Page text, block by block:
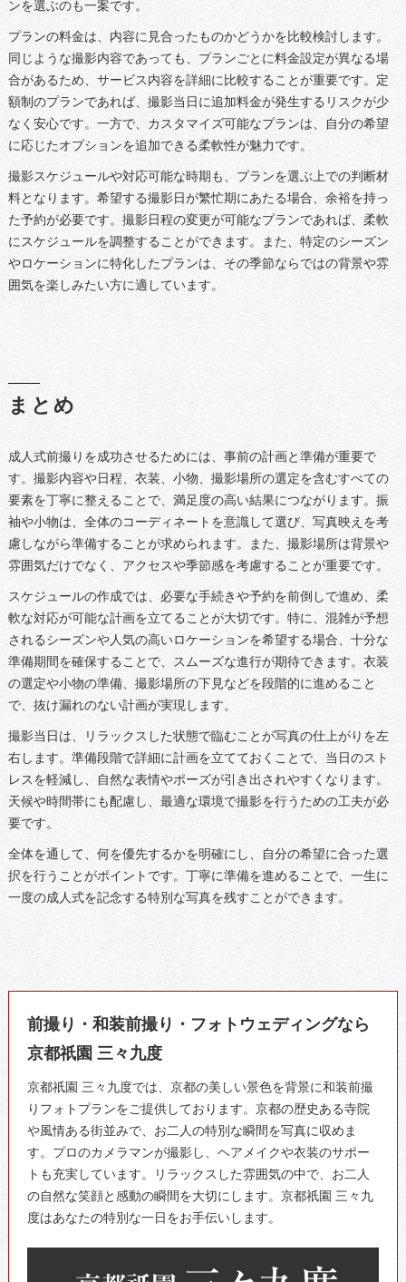
ンを選ぶのも一案です。
プランの料金は、内容に見合ったものかどうかを比較検討します。
同じような撮影内容であっても、プランごとに料金設定が異なる場
合があるため、サービス内容を詳細に比較することが重要です。定
額制のプランであれば、撮影当日に追加料金が発生するリスクが少
なく安心です。一方で、カスタマイズ可能なプランは、自分の希望
に応じたオプションを追加できる柔軟性が魅力です。
撮影スケジュールや対応可能な時期も、プランを選ぶ上での判断材
料となります。希望する撮影日が繁忙期にあたる場合、余裕を持っ
た予約が必要です。撮影日程の変更が可能なプランであれば、柔軟
にスケジュールを調整することができます。また、特定のシーズン
やロケーションに特化したプランは、その季節ならではの背景や雰
囲気を楽しみたい方に適しています。
まとめ
成人式前撮りを成功させるためには、事前の計画と準備が重要で
す。撮影内容や日程、衣装、小物、撮影場所の選定を含むすべての
要素を丁寧に整えることで、満足度の高い結果につながります。振
袖や小物は、全体のコーディネートを意識して選び、写真映えを考
慮しながら準備することが求められます。また、撮影場所は背景や
雰囲気だけでなく、アクセスや季節感を考慮することが重要です。
スケジュールの作成では、必要な手続きや予約を前倒しで進め、柔
軟な対応が可能な計画を立てることが大切です。特に、混雑が予想
されるシーズンや人気の高いロケーションを希望する場合、十分な
準備期間を確保することで、スムーズな進行が期待できます。衣装
の選定や小物の準備、撮影場所の下見などを段階的に進めること
で、抜け漏れのない計画が実現します。
撮影当日は、リラックスした状態で臨むことが写真の仕上がりを左
右します。準備段階で詳細に計画を立てておくことで、当日のスト
レスを軽減し、自然な表情やポーズが引き出されやすくなります。
天候や時間帯にも配慮し、最適な環境で撮影を行うための工夫が必
要です。
全体を通して、何を優先するかを明確にし、自分の希望に合った選
択を行うことがポイントです。丁寧に準備を進めることで、一生に
一度の成人式を記念する特別な写真を残すことができます。
前撮り・和装前撮り・フォトウェディングなら
京都祇園 三々九度
京都祇園 三々九度では、京都の美しい景色を背景に和装前撮
りフォトプランをご提供しております。京都の歴史ある寺院
や風情ある街並みで、お二人の特別な瞬間を写真に収めま
す。プロのカメラマンが撮影し、ヘアメイクや衣装のサポー
トも充実しています。リラックスした雰囲気の中で、お二人
の自然な笑顔と感動の瞬間を大切にします。京都祇園 三々九
度はあなたの特別な一日をお手伝いします。